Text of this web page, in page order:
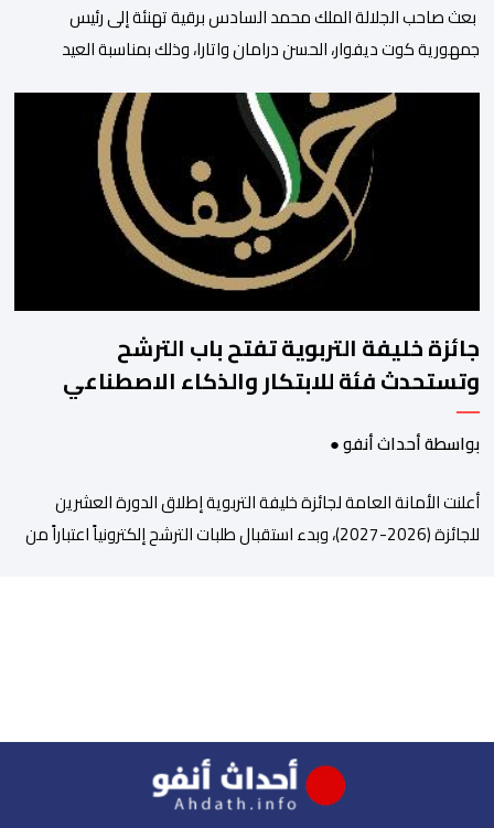
بعث صاحب الجلالة الملك محمد السادس برقية تهنئة إلى رئيس
جمهورية كوت ديفوار، الحسن درامان واتارا، وذلك بمناسبة العيد
للسيد واتارا، مقرونة بأصدق متمنيات جلالته بموصول التقدم والازدهار
للشعب الإيفواري. ومما جاء في برقية جلالة الملك “لقد تمكنت
المملكة المغربية وجمهورية كوت ديفوار، بحكم […]
جائزة خليفة التربوية تفتح باب الترشح
وتستحدث فئة للابتكار والذكاء الاصطناعي
بواسطة أحداث أنفو ●
أعلنت الأمانة العامة لجائزة خليفة التربوية إطلاق الدورة العشرين
للجائزة (2026-2027)، وبدء استقبال طلبات الترشح إلكترونياً اعتباراً من